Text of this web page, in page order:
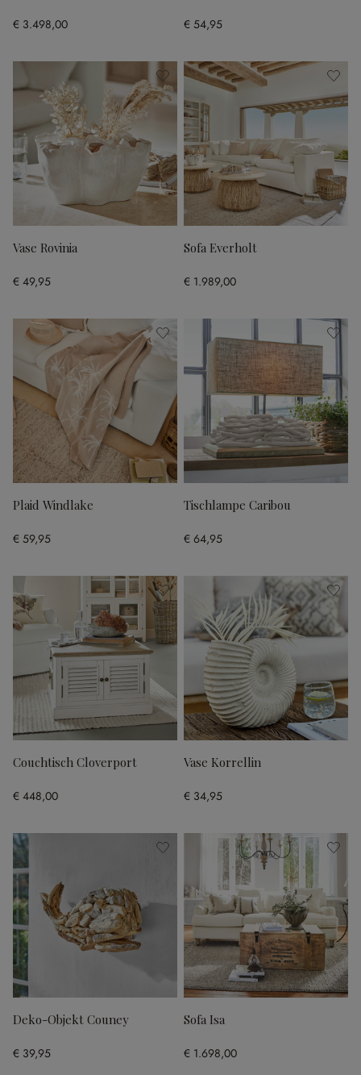
€ 3.498,00 € 54,95
Vase Rovinia
€ 49,95
Sofa Everholt
€ 1.989,00
Plaid Windlake
€ 59,95
Tischlampe Caribou
€ 64,95
Couchtisch Cloverport
€ 448,00
Vase Korrellin
€ 34,95
Deko-Objekt Couney
€ 39,95
Sofa Isa
€ 1.698,00